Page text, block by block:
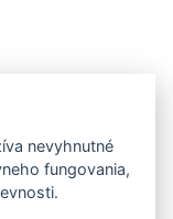
nevyhnutné
fungovania,